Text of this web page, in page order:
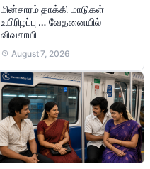
மின்சாரம் தாக்கி மாடுகள்
உயிரிழப்பு … வேதனையில்
விவசாயி
August 7, 2026